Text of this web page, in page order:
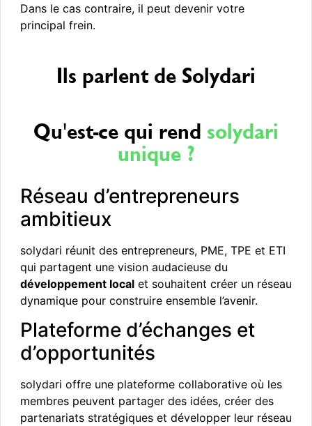
Dans le cas contraire, il peut devenir votre
principal frein.
Ils parlent de Solydari
Qu'est-ce qui rend solydari
unique ?
Réseau d’entrepreneurs
ambitieux
solydari réunit des entrepreneurs, PME, TPE et ETI
qui partagent une vision audacieuse du
développement localet souhaitent créer un réseau
dynamique pour construire ensemble l’avenir.
Plateforme d’échanges et
d’opportunités
solydari offre une plateforme collaborative où les
membres peuvent partager des idées, créer des
partenariats stratégiques et développer leur réseau